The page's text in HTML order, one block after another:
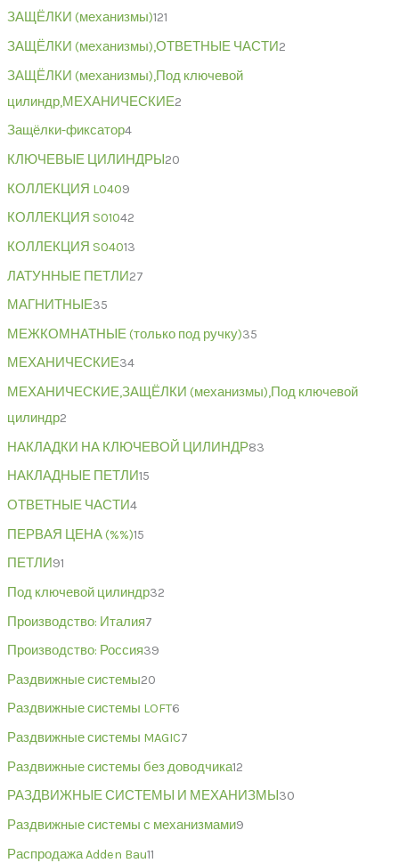
ЗАЩЁЛКИ (механизмы)121
ЗАЩЁЛКИ (механизмы),ОТВЕТНЫЕ ЧАСТИ2
ЗАЩЁЛКИ (механизмы),Под ключевой
цилиндр,МЕХАНИЧЕСКИЕ2
Защёлки-фиксатор4
КЛЮЧЕВЫЕ ЦИЛИНДРЫ 20
КОЛЛЕКЦИЯ L0409
КОЛЛЕКЦИЯ S01042
КОЛЛЕКЦИЯ S04013
ЛАТУННЫЕ ПЕТЛИ27
МАГНИТНЫЕ35
МЕЖКОМНАТНЫЕ (только под ручку)35
МЕХАНИЧЕСКИЕ34
МЕХАНИЧЕСКИЕ,ЗАЩЁЛКИ (механизмы),Под ключевой
цилиндр2
НАКЛАДКИ НА КЛЮЧЕВОЙ ЦИЛИНДР83
НАКЛАДНЫЕ ПЕТЛИ15
ОТВЕТНЫЕ ЧАСТИ4
ПЕРВАЯ ЦЕНА (%%)15
ПЕТЛИ91
Под ключевой цилиндр32
Производство: Италия7
Производство: Россия39
Раздвижные системы20
Раздвижные системы LOFT6
Раздвижные системы MAGIC7
Раздвижные системы без доводчика12
РАЗДВИЖНЫЕ СИСТЕМЫ И МЕХАНИЗМЫ 30
Раздвижные системы с механизмами9
Распродажа Adden Bau11